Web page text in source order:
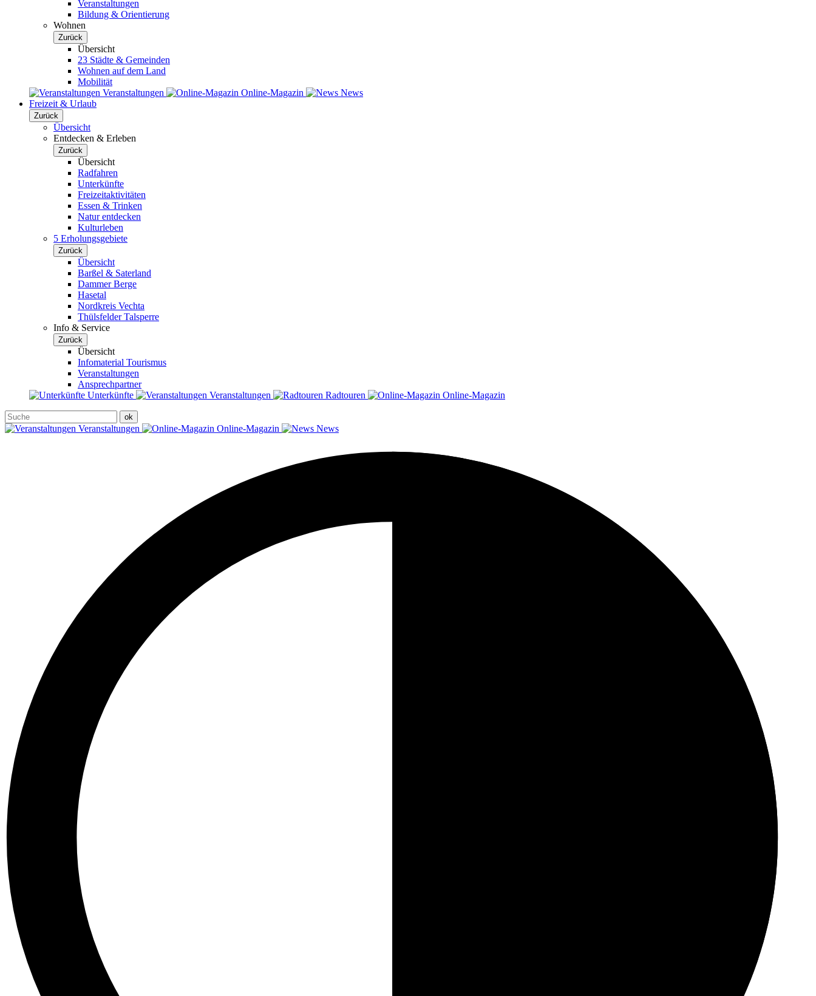
Veranstaltungen
Bildung & Orientierung
Wohnen
Zurück
Übersicht
23 Städte & Gemeinden
Wohnen auf dem Land
Mobilität
Veranstaltungen
Online-Magazin
News
Freizeit & Urlaub
Zurück
Übersicht
Entdecken & Erleben
Zurück
Übersicht
Radfahren
Unterkünfte
Freizeitaktivitäten
Essen & Trinken
Natur entdecken
Kulturleben
5 Erholungsgebiete
Zurück
Übersicht
Barßel & Saterland
Dammer Berge
Hasetal
Nordkreis Vechta
Thülsfelder Talsperre
Info & Service
Zurück
Übersicht
Infomaterial Tourismus
Veranstaltungen
Ansprechpartner
Unterkünfte
Veranstaltungen Radtouren Online-Magazin
Veranstaltungen Online-Magazin News